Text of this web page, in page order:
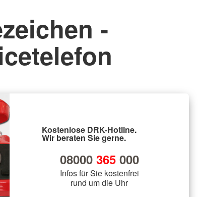
-
Kostenlose DRK-Hotline.
Wir beraten Sie gerne.
08000 365000
Infos für Sie kostenfrei
rund um die Uhr